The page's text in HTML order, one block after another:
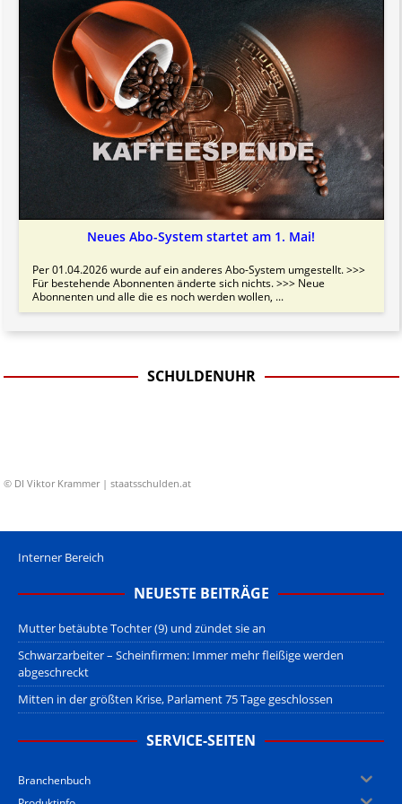
Neues Abo-System startet am 1. Mai!
Per 01.04.2026 wurde auf ein anderes Abo-System umgestellt. >>>
Für bestehende Abonnenten änderte sich nichts. >>> Neue
Abonnenten und alle die es noch werden wollen, ...
SCHULDENUHR
© DI Viktor Krammer | staatsschulden.at
Interner Bereich
NEUESTE BEITRÄGE
Mutter betäubte Tochter (9) und zündet sie an
Schwarzarbeiter – Scheinfirmen: Immer mehr fleißige werden
abgeschreckt
Mitten in der größten Krise, Parlament 75 Tage geschlossen
SERVICE-SEITEN
Branchenbuch